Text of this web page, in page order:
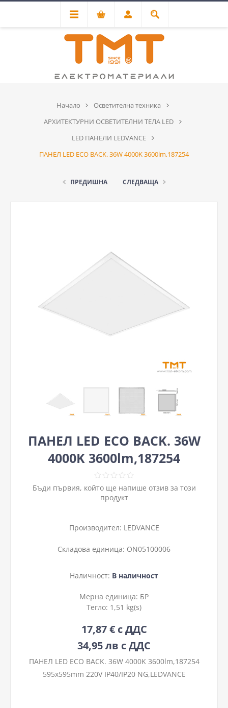
Начало
Осветителна техника
АРХИТЕКТУРНИ ОСВЕТИТЕЛНИ ТЕЛА LED
LED ПАНЕЛИ LEDVANCE
ПАНЕЛ LED ECO BACK. 36W 4000K 3600lm,187254
ПРЕДИШНА СЛЕДВАЩА
ПАНЕЛ LED ECO BACK. 36W
4000K 3600lm,187254
Бъди първия, който ще напише отзив за този
продукт
Производител: LEDVANCE
Складова единица: ON05100006
Наличност: В наличност
Мерна единица: БР
Тегло: 1,51 kg(s)
17,87 € с ДДС
34,95 лв с ДДС
ПАНЕЛ LED ECO BACK. 36W 4000K 3600lm,187254
595х595mm 220V IP40/IP20 NG,LEDVANCE